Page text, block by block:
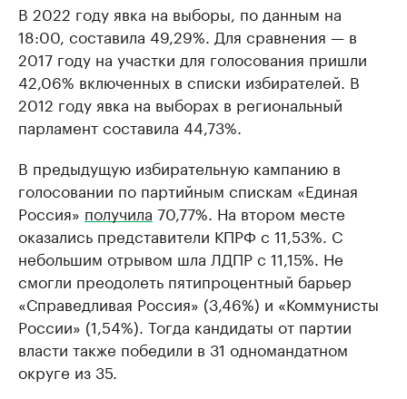
В 2022 году явка на выборы, по данным на
18:00, составила 49,29%. Для сравнения — в
2017 году на участки для голосования пришли
42,06% включенных в списки избирателей. В
2012 году явка на выборах в региональный
парламент составила 44,73%.
В предыдущую избирательную кампанию в
голосовании по партийным спискам «Единая
Россия» получила 70,77%. На втором месте
оказались представители КПРФ с 11,53%. С
небольшим отрывом шла ЛДПР с 11,15%. Не
смогли преодолеть пятипроцентный барьер
«Справедливая Россия» (3,46%) и «Коммунисты
России» (1,54%). Тогда кандидаты от партии
власти также победили в 31 одномандатном
округе из 35.